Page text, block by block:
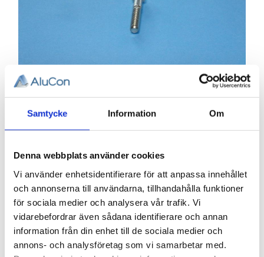
Samtycke Information Om
Denna webbplats använder cookies
Vi använder enhetsidentifierare för att anpassa innehållet
och annonserna till användarna, tillhandahålla funktioner
för sociala medier och analysera vår trafik. Vi
vidarebefordrar även sådana identifierare och annan
information från din enhet till de sociala medier och
annons- och analysföretag som vi samarbetar med.
6,26
Lagerstatus
I lager
Artikelnr
098-150